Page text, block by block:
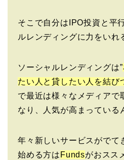
そこで自分はIPO投資と平
ルレンディングに力をいれ
ソーシャルレンディングは”
たい人と貸したい人を結び
で最近は様々なメディアで
なり、人気が高まっている
年々新しいサービスがでて
始める方は Fundsがおスス